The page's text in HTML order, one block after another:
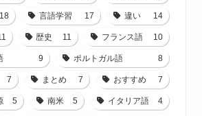
18 言語学習 17 違い 14
歴史 11 フランス語 10
9 ポルトガル語 8
7 まとめ 7 おすすめ 7
5 南米 5 イタリア語 4